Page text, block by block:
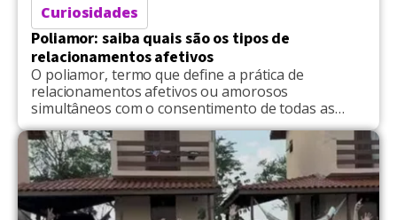
Curiosidades
Poliamor: saiba quais são os tipos de
relacionamentos afetivos
O poliamor, termo que define a prática de
relacionamentos afetivos ou amorosos
simultâneos com o consentimento de todas as
pessoas envolvidas, têm ganhado visibilidade nos
últimos tempos. Ao contrário da infidelidade e
traição, o poliamor se baseia na comunicação
aberta, respeito e consentimento, desafiando os
modelos tradicionais de relacionamento
monogâmico. Ainda que tenha sido enxergada […]